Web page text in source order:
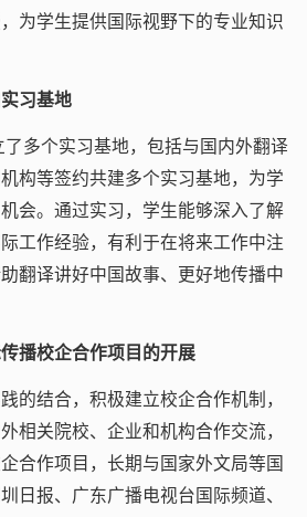
为学生提供国际视野下的专业知识
习基地
多个实习基地，包括与国内外翻译
构等签约共建多个实习基地，为学
会。通过实习，学生能够深入了解
工作经验，有利于在将来工作中注
翻译讲好中国故事、更好地传播中
传播校企合作项目的开展
的结合，积极建立校企合作机制，
相关院校、企业和机构合作交流，
合作项目，长期与国家外文局等国
日报、广东广播电视台国际频道、